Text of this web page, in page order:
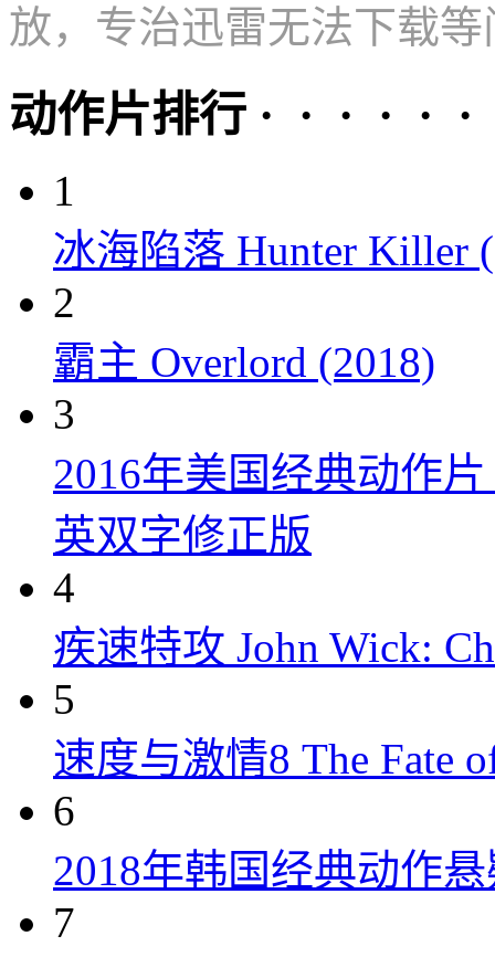
放，专治迅雷无法下载等
动作片排行 · · · · · ·
1
冰海陷落 Hunter Killer
2
霸主 Overlord (2018)
3
2016年美国经典动作
英双字修正版
4
疾速特攻 John Wick:
5
速度与激情8 The Fate
6
2018年韩国经典动作
7